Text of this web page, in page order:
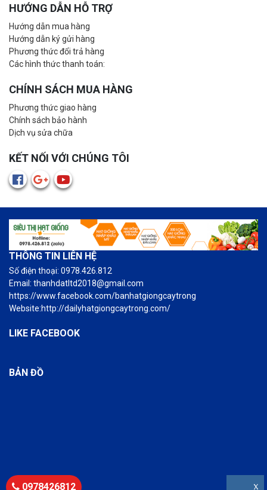
HƯỚNG DẪN HỖ TRỢ
Hướng dẫn mua hàng
Hướng dẫn ký gửi hàng
Phương thức đổi trả hàng
Các hình thức thanh toán:
CHÍNH SÁCH MUA HÀNG
Phương thức giao hàng
Chính sách bảo hành
Dịch vụ sửa chữa
KẾT NỐI VỚI CHÚNG TÔI
THÔNG TIN LIÊN HỆ
Số điện thoại: 0978.426.812
Email: thanhdatltd2018@gmail.com
https://www.facebook.com/banhatgiongcaytrong
Website:http://dailyhatgiongcaytrong.com/
LIKE FACEBOOK
BẢN ĐỒ
0978426812